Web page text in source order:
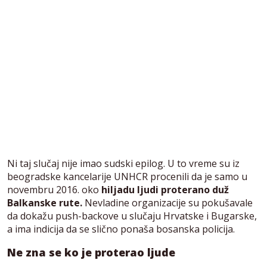
Ni taj slučaj nije imao sudski epilog. U to vreme su iz
beogradske kancelarije UNHCR procenili da je samo u
novembru 2016. oko hiljadu ljudi proterano duž
Balkanske rute. Nevladine organizacije su pokušavale
da dokažu push-backove u slučaju Hrvatske i Bugarske,
a ima indicija da se slično ponaša bosanska policija.
Ne zna se ko je proterao ljude